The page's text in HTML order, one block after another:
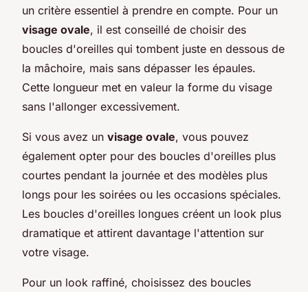
un critère essentiel à prendre en compte. Pour un
visage ovale, il est conseillé de choisir des
boucles d'oreilles qui tombent juste en dessous de
la mâchoire, mais sans dépasser les épaules.
Cette longueur met en valeur la forme du visage
sans l'allonger excessivement.
Si vous avez un visage ovale, vous pouvez
également opter pour des boucles d'oreilles plus
courtes pendant la journée et des modèles plus
longs pour les soirées ou les occasions spéciales.
Les boucles d'oreilles longues créent un look plus
dramatique et attirent davantage l'attention sur
votre visage.
Pour un look raffiné, choisissez des boucles